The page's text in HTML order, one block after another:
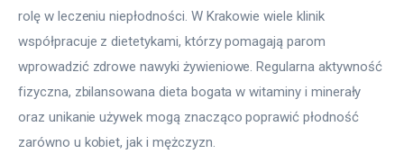
rolę w leczeniu niepłodności. W Krakowie wiele klinik
współpracuje z dietetykami, którzy pomagają parom
wprowadzić zdrowe nawyki żywieniowe. Regularna aktywność
fizyczna, zbilansowana dieta bogata w witaminy i minerały
oraz unikanie używek mogą znacząco poprawić płodność
zarówno u kobiet, jak i mężczyzn.